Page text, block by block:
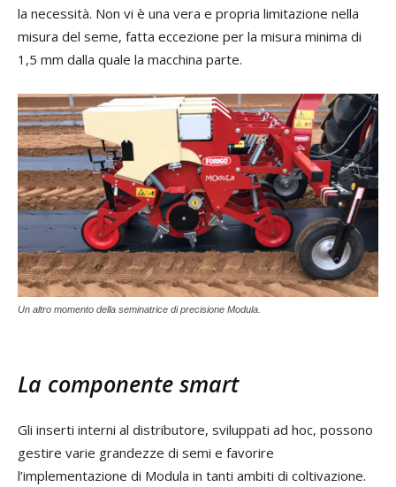
la necessità. Non vi è una vera e propria limitazione nella
misura del seme, fatta eccezione per la misura minima di
1,5 mm dalla quale la macchina parte.
Un altro momento della seminatrice di precisione Modula.
La componente smart
Gli inserti interni al distributore, sviluppati ad hoc, possono
gestire varie grandezze di semi e favorire
l’implementazione di Modula in tanti ambiti di coltivazione.